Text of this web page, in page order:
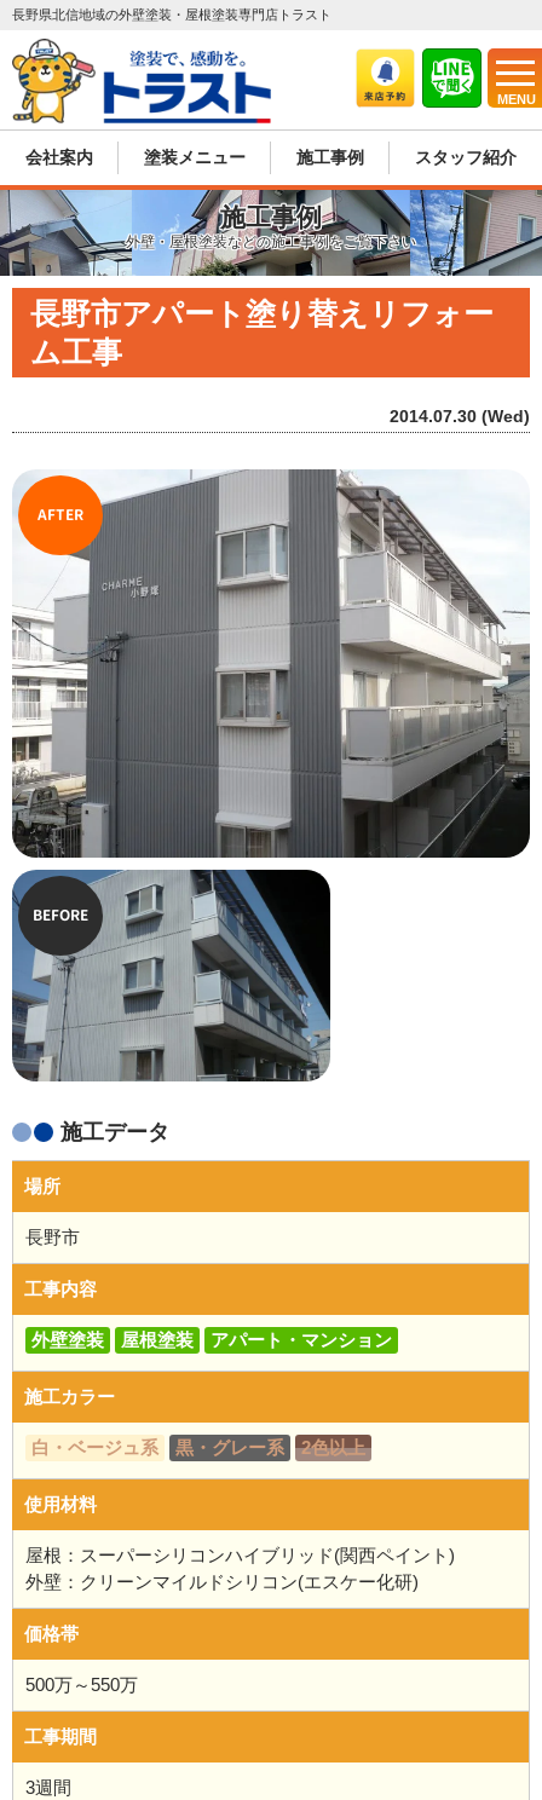
MENU
長野県北信地域の外壁塗装・屋根塗装専門店トラスト
会社案内 塗装メニュー 施工事例 スタッフ紹介
施工事例
外壁・屋根塗装などの施工事例をご覧下さい
長野市アパート塗り替えリフォー
ム工事
2014.07.30 (Wed)
AFTER
BEFORE
施工データ
場所
長野市
工事内容
外壁塗装 屋根塗装 アパート・マンション
施工カラー
白・ベージュ系 黒・グレー系 2色以上
使用材料
屋根：スーパーシリコンハイブリッド(関西ペイント)
外壁：クリーンマイルドシリコン(エスケー化研)
価格帯
500万～550万
工事期間
3週間